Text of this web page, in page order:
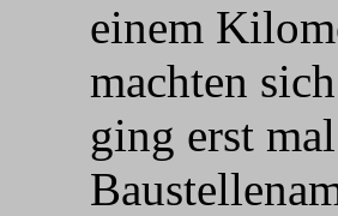
einem
machten
ging erst